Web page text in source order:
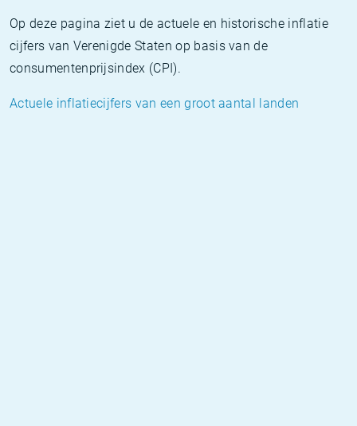
Op deze pagina ziet u de actuele en historische inflatie
cijfers van Verenigde Staten op basis van de
consumentenprijsindex (CPI).
Actuele inflatiecijfers van een groot aantal landen